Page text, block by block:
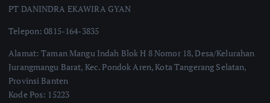
PT DANINDRA EKAWIRA GYAN
Telepon: 0815-164-3835
Alamat: Taman Mangu Indah Blok H 8 Nomor 18, Desa/Kelurahan
Jurangmangu Barat, Kec. Pondok Aren, Kota Tangerang Selatan,
Provinsi Banten
Kode Pos: 15223